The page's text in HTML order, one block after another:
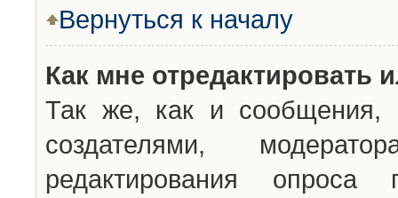
Вернуться к началу
Как мне отредактировать
Так же, как и сообщения,
создателями,
редактирования опроса